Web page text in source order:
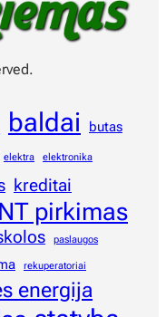
baldai
butas
elektra elektronika
kreditai
NT pirkimas
paslaugos
rekuperatoriai
energija